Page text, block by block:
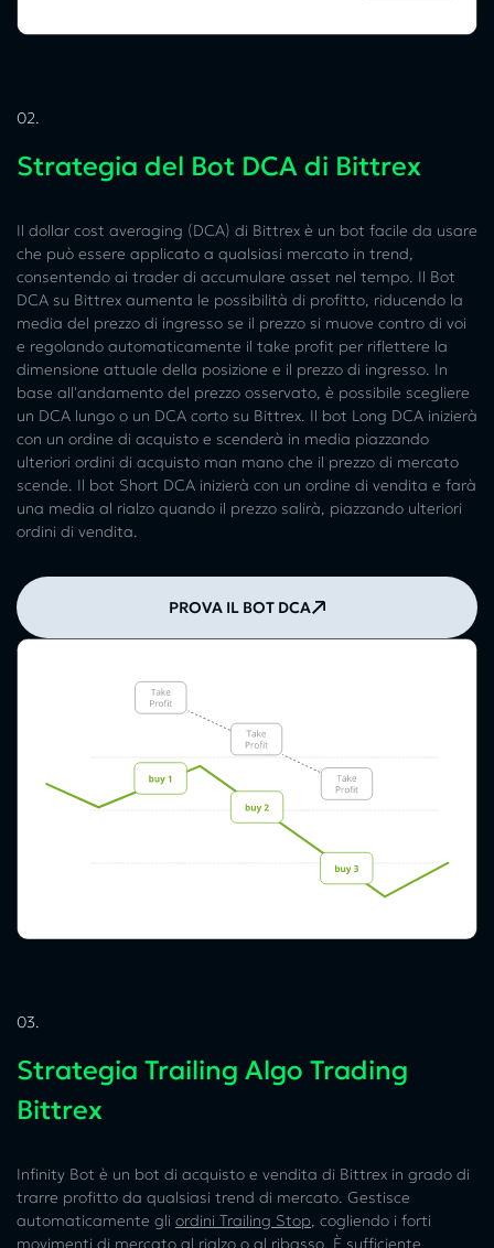
02.
Strategia del Bot DCA di Bittrex
Il dollar cost averaging (DCA) di Bittrex è un bot facile da usare
che può essere applicato a qualsiasi mercato in trend,
consentendo ai trader di accumulare asset nel tempo. Il Bot
DCA su Bittrex aumenta le possibilità di profitto, riducendo la
media del prezzo di ingresso se il prezzo si muove contro di voi
e regolando automaticamente il take profit per riflettere la
dimensione attuale della posizione e il prezzo di ingresso. In
base all'andamento del prezzo osservato, è possibile scegliere
un DCA lungo o un DCA corto su Bittrex. Il bot Long DCA inizierà
con un ordine di acquisto e scenderà in media piazzando
ulteriori ordini di acquisto man mano che il prezzo di mercato
scende. Il bot Short DCA inizierà con un ordine di vendita e farà
una media al rialzo quando il prezzo salirà, piazzando ulteriori
ordini di vendita.
PROVA IL BOT DCA
03.
Strategia Trailing Algo Trading
Bittrex
Infinity Bot è un bot di acquisto e vendita di Bittrex in grado di
trarre profitto da qualsiasi trend di mercato. Gestisce
automaticamente gli ordini Trailing Stop, cogliendo i forti
movimenti di mercato al rialzo o al ribasso. È sufficiente